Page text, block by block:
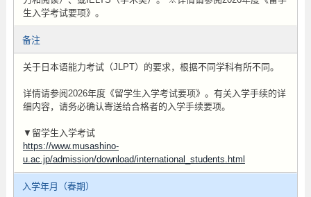
生入学考试要项》。
备注
关于日本语能力考试（JLPT）的要求，根据不同学科有所不同。
详情请参阅2026年度《留学生入学考试要项》。有关入学手续的详
细内容，请务必确认寄送给合格者的入学手续要项。
▼留学生入学考试
https://www.musashino-
u.ac.jp/admission/download/international_students.html
入学年月（春期）